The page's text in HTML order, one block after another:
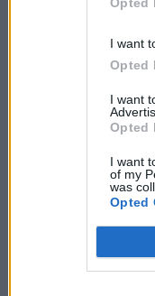
I want
Opted
I want
Opted
I want
of my
was
Opted
Šiuo metu